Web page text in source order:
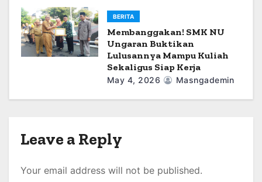
BERITA
Membanggakan! SMK NU
Ungaran Buktikan
Lulusannya Mampu Kuliah
Sekaligus Siap Kerja
May 4, 2026 Masngademin
Leave a Reply
Your email address will not be published.